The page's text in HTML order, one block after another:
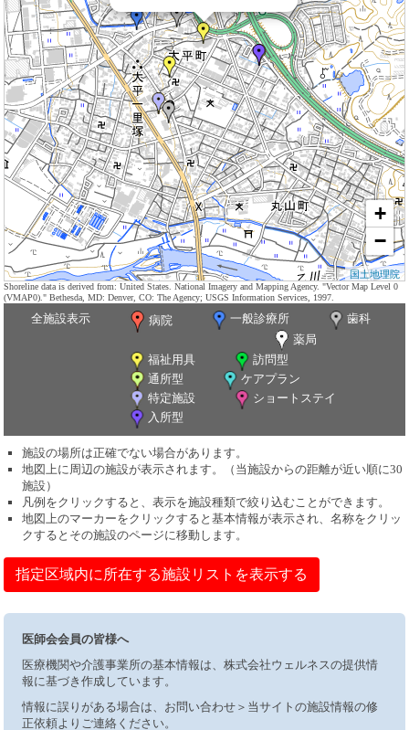
+
−
国土地理院
Shoreline data is derived from: United States. National Imagery and Mapping Agency. "Vector Map Level 0
(VMAP0)." Bethesda, MD: Denver, CO: The Agency; USGS Information Services, 1997.
全施設表示 病院 一般診療所
歯科
薬局
福祉用具
訪問型
通所型
ケアプラン
特定施設
ショートステイ
入所型
施設の場所は正確でない場合があります。
地図上に周辺の施設が表示されます。（当施設からの距離が近い順に30
施設）
凡例をクリックすると、表示を施設種類で絞り込むことができます。
地図上のマーカーをクリックすると基本情報が表示され、名称をクリッ
クするとその施設のページに移動します。
指定区域内に所在する施設リストを表示する
医師会会員の皆様へ
医療機関や介護事業所の基本情報は、株式会社ウェルネスの提供情
報に基づき作成しています。
情報に誤りがある場合は、お問い合わせ＞当サイトの施設情報の修
正依頼よりご連絡ください。